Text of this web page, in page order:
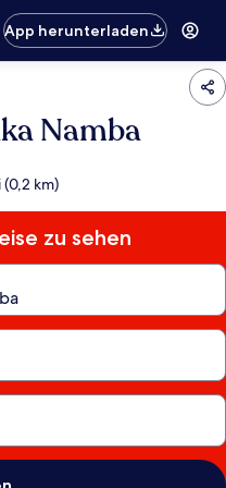
App herunterladen
Namba
km)
zu sehen